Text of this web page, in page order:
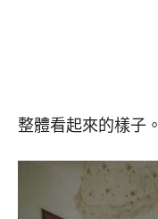
整體看起來的樣子。